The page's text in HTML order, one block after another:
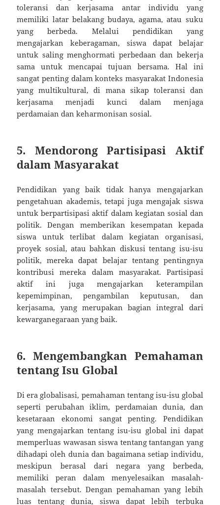
toleransi dan kerjasama antar individu yang
memiliki latar belakang budaya, agama, atau suku
yang berbeda. Melalui pendidikan yang
mengajarkan keberagaman, siswa dapat belajar
untuk saling menghormati perbedaan dan bekerja
sama untuk mencapai tujuan bersama. Hal ini
sangat penting dalam konteks masyarakat Indonesia
yang multikultural, di mana sikap toleransi dan
kerjasama menjadi kunci dalam menjaga
perdamaian dan keharmonisan sosial.
5. Mendorong Partisipasi Aktif
dalam Masyarakat
Pendidikan yang baik tidak hanya mengajarkan
pengetahuan akademis, tetapi juga mengajak siswa
untuk berpartisipasi aktif dalam kegiatan sosial dan
politik. Dengan memberikan kesempatan kepada
siswa untuk terlibat dalam kegiatan organisasi,
proyek sosial, atau bahkan diskusi tentang isu-isu
politik, mereka dapat belajar tentang pentingnya
kontribusi mereka dalam masyarakat. Partisipasi
aktif ini juga mengajarkan keterampilan
kepemimpinan, pengambilan keputusan, dan
kerjasama, yang merupakan bagian integral dari
kewarganegaraan yang baik.
6. Mengembangkan Pemahaman
tentang Isu Global
Di era globalisasi, pemahaman tentang isu-isu global
seperti perubahan iklim, perdamaian dunia, dan
kesetaraan ekonomi sangat penting. Pendidikan
yang mengajarkan tentang isu-isu global ini dapat
memperluas wawasan siswa tentang tantangan yang
dihadapi oleh dunia dan bagaimana setiap individu,
meskipun berasal dari negara yang berbeda,
memiliki peran dalam menyelesaikan masalah-
masalah tersebut. Dengan pemahaman yang lebih
luas tentang dunia, siswa dapat lebih terbuka